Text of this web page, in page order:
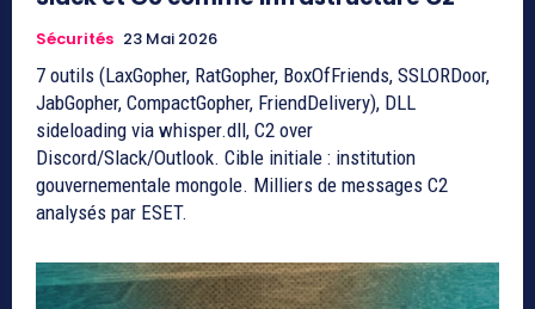
Sécurités 23 Mai 2026
7 outils (LaxGopher, RatGopher, BoxOfFriends, SSLORDoor,
JabGopher, CompactGopher, FriendDelivery), DLL
sideloading via whisper.dll, C2 over
Discord/Slack/Outlook. Cible initiale : institution
gouvernementale mongole. Milliers de messages C2
analysés par ESET.